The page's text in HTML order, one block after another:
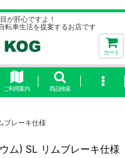
が肝心ですよ！
転車生活を提案するお店です
カート
ご利用案内 商品検索
レーキ仕様
) SL リムブレーキ仕様